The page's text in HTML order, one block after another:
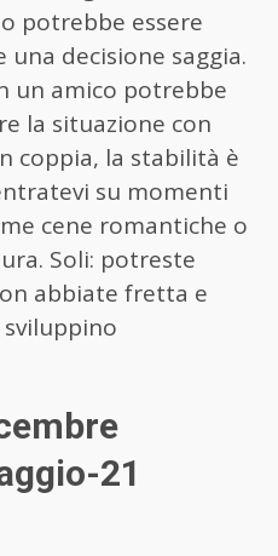
potrebbe essere
una decisione saggia.
un amico potrebbe
la situazione con
coppia, la stabilità è
su momenti
cene romantiche o
Soli: potreste
abbiate fretta e
sviluppino
21